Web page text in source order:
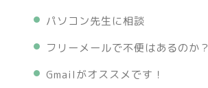
パソコン先生に相談
フリーメールで不便はあるのか？
Gmailがオススメです！